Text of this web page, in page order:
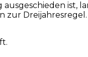
ist,
Dreijahresregel.